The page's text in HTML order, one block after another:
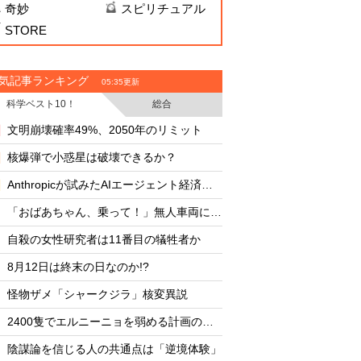
奇妙
スピリチュアル
STORE
記事ランキング 05:35更新
科学ベスト10！
総合
・
文明崩壊確率49%、2050年のリミット
・
核爆弾で小惑星は破壊できるか？
・
・
・
自殺の女性研究者は11番目の犠牲者か
・
8月12日は終末の日なのか!?
・
怪物ザメ「シャークジラ」核変異説
・
・
陰謀論を信じる人の共通点は「逆境体験」